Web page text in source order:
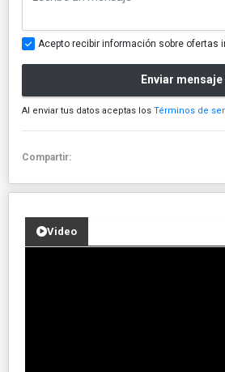
Acepto recibir información sobre ofertas
Enviar mensaje
Al enviar tus datos aceptas los Términos de
Compartir:
Video